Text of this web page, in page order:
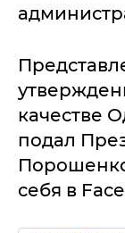
качестве
подал
себя в